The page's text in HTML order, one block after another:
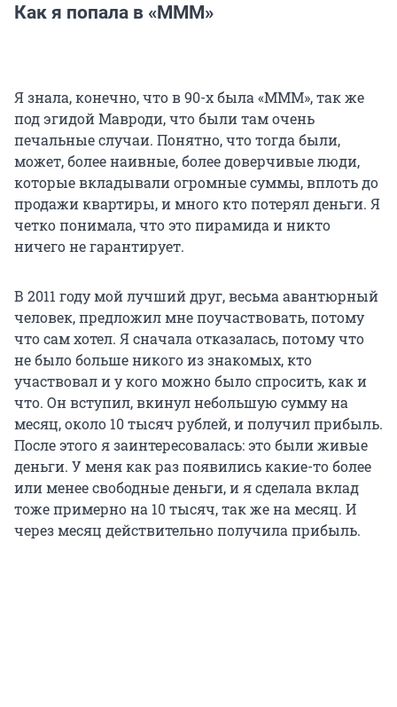
Как я попала в «МММ»
Я знала, конечно, что в 90-х была «МММ», так же
под эгидой Мавроди, что были там очень
печальные случаи. Понятно, что тогда были,
может, более наивные, более доверчивые люди,
которые вкладывали огромные суммы, вплоть до
продажи квартиры, и много кто потерял деньги. Я
четко понимала, что это пирамида и никто
ничего не гарантирует.
В 2011 году мой лучший друг, весьма авантюрный
человек, предложил мне поучаствовать, потому
что сам хотел. Я сначала отказалась, потому что
не было больше никого из знакомых, кто
участвовал и у кого можно было спросить, как и
что. Он вступил, вкинул небольшую сумму на
месяц, около 10 тысяч рублей, и получил прибыль.
После этого я заинтересовалась: это были живые
деньги. У меня как раз появились какие-то более
или менее свободные деньги, и я сделала вклад
тоже примерно на 10 тысяч, так же на месяц. И
через месяц действительно получила прибыль.